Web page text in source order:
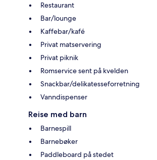
Restaurant
Bar/lounge
Kaffebar/kafé
Privat matservering
Privat piknik
Romservice sent på kvelden
Snackbar/delikatesseforretning
Vanndispenser
Reise med barn
Barnespill
Barnebøker
Paddleboard på stedet